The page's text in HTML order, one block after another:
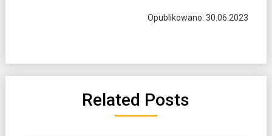
Opublikowano: 30.06.2023
Related Posts